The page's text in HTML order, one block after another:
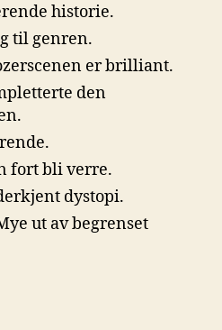
historie.
til genren.
er brilliant.
den
fort bli verre.
dystopi.
ut av begrenset